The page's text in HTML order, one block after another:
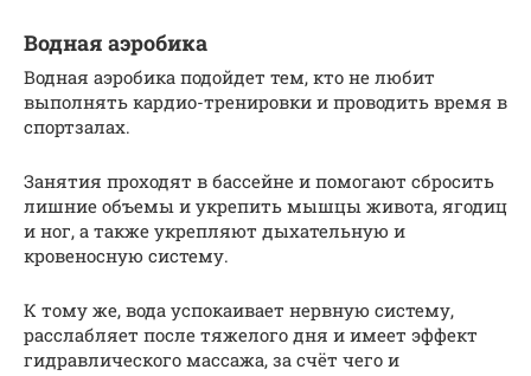
Водная аэробика
Водная аэробика подойдет тем, кто не любит
выполнять кардио-тренировки и проводить время в
спортзалах.
Занятия проходят в бассейне и помогают сбросить
лишние объемы и укрепить мышцы живота, ягодиц
и ног, а также укрепляют дыхательную и
кровеносную систему.
К тому же, вода успокаивает нервную систему,
расслабляет после тяжелого дня и имеет эффект
гидравлического массажа, за счёт чего и